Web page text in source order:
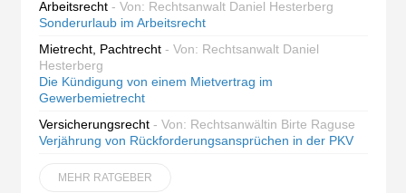
Arbeitsrecht - Von: Rechtsanwalt Daniel Hesterberg
Sonderurlaub im Arbeitsrecht
Mietrecht, Pachtrecht - Von: Rechtsanwalt Daniel
Hesterberg
Die Kündigung von einem Mietvertrag im
Gewerbemietrecht
Versicherungsrecht - Von: Rechtsanwältin Birte Raguse
Verjährung von Rückforderungsansprüchen in der PKV
MEHR RATGEBER